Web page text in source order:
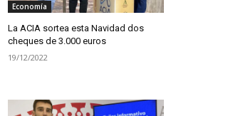
Economía
La ACIA sortea esta Navidad dos
cheques de 3.000 euros
19/12/2022